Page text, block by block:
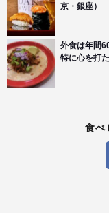
京・銀座）
外食は年間
特に心を打
食べ